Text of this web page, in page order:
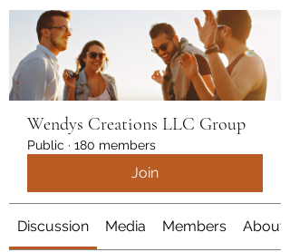
Wendys Creations LLC Group
Public · 180 members
Join
Discussion Media Members About